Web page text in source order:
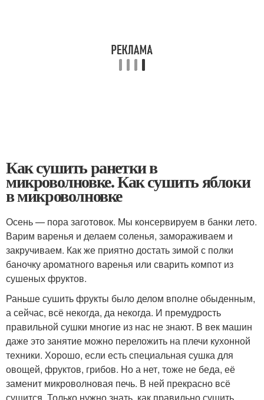
Как сушить ранетки в
микроволновке. Как сушить яблоки
в микроволновке
Осень — пора заготовок. Мы консервируем в банки лето.
Варим варенья и делаем соленья, замораживаем и
закручиваем. Как же приятно достать зимой с полки
баночку ароматного варенья или сварить компот из
сушеных фруктов.
Раньше сушить фрукты было делом вполне обыденным,
а сейчас, всё некогда, да некогда. И премудрость
правильной сушки многие из нас не знают. В век машин
даже это занятие можно переложить на плечи кухонной
техники. Хорошо, если есть специальная сушка для
овощей, фруктов, грибов. Но а нет, тоже не беда, её
заменит микроволновая печь. В ней прекрасно всё